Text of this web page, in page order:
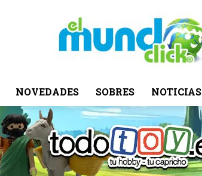
El
NOVEDADES SOBRES NOTICIAS